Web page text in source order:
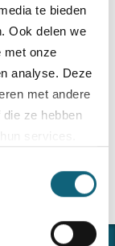
te bieden
Ook delen we
met onze
analyse. Deze
met andere
ze hebben